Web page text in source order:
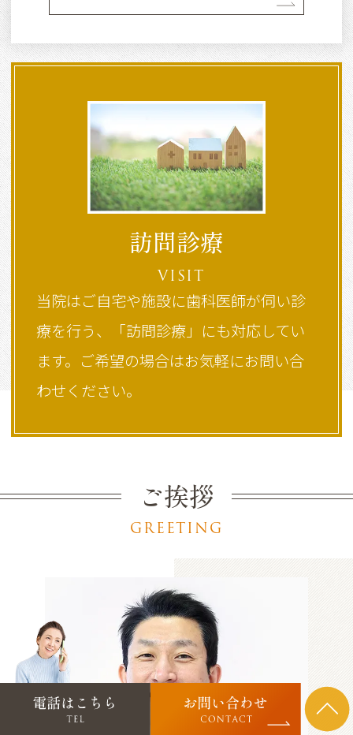
訪問診療
VISIT
当院はご自宅や施設に歯科医師が伺い診
療を行う、「訪問診療」にも対応してい
ます。ご希望の場合はお気軽にお問い合
わせください。
ご挨拶
GREETING